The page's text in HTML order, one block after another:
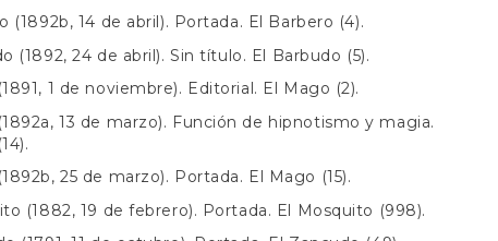
(1892b, 14 de abril). Portada. El Barbero (4).
(1892, 24 de abril). Sin título. El Barbudo (5).
1 de noviembre). Editorial. El Mago (2).
13 de marzo). Función de hipnotismo y magia.
25 de marzo). Portada. El Mago (15).
(1882, 19 de febrero). Portada. El Mosquito (998).